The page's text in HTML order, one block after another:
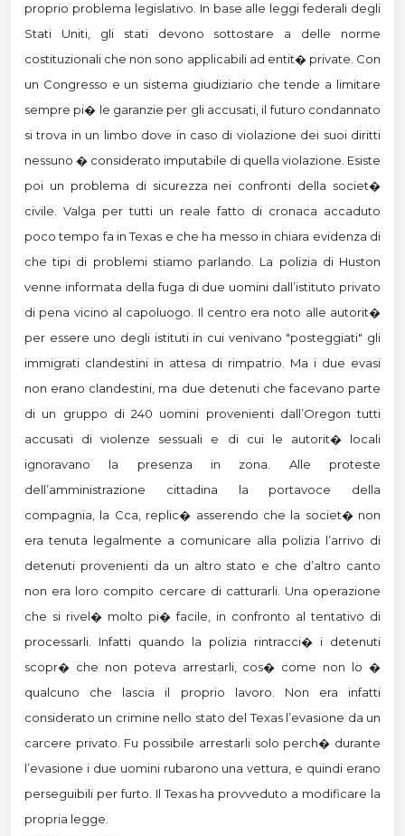
proprio problema legislativo. In base alle leggi federali degli
Stati Uniti, gli stati devono sottostare a delle norme
costituzionali che non sono applicabili ad entit� private. Con
un Congresso e un sistema giudiziario che tende a limitare
sempre pi� le garanzie per gli accusati, il futuro condannato
si trova in un limbo dove in caso di violazione dei suoi diritti
nessuno � considerato imputabile di quella violazione. Esiste
poi un problema di sicurezza nei confronti della societ�
civile. Valga per tutti un reale fatto di cronaca accaduto
poco tempo fa in Texas e che ha messo in chiara evidenza di
che tipi di problemi stiamo parlando. La polizia di Huston
venne informata della fuga di due uomini dall’istituto privato
di pena vicino al capoluogo. Il centro era noto alle autorit�
per essere uno degli istituti in cui venivano "posteggiati" gli
immigrati clandestini in attesa di rimpatrio. Ma i due evasi
non erano clandestini, ma due detenuti che facevano parte
di un gruppo di 240 uomini provenienti dall’Oregon tutti
accusati di violenze sessuali e di cui le autorit� locali
ignoravano la presenza in zona. Alle proteste
dell’amministrazione cittadina la portavoce della
compagnia, la Cca, replic� asserendo che la societ� non
era tenuta legalmente a comunicare alla polizia l’arrivo di
detenuti provenienti da un altro stato e che d’altro canto
non era loro compito cercare di catturarli. Una operazione
che si rivel� molto pi� facile, in confronto al tentativo di
processarli. Infatti quando la polizia rintracci� i detenuti
scopr� che non poteva arrestarli, cos� come non lo �
qualcuno che lascia il proprio lavoro. Non era infatti
considerato un crimine nello stato del Texas l’evasione da un
carcere privato. Fu possibile arrestarli solo perch� durante
l’evasione i due uomini rubarono una vettura, e quindi erano
perseguibili per furto. Il Texas ha provveduto a modificare la
propria legge.